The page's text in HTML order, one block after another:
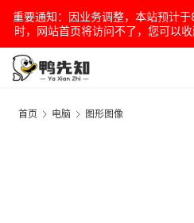
重要通知：因业务调整，本站预计
时，网站首页将访问不了，您可以
站！
首页 电脑 图形图像